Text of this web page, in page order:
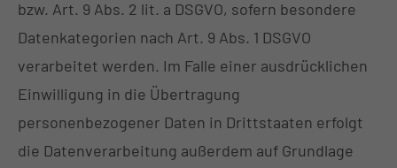
bzw. Art. 9 Abs. 2 lit. a DSGVO, sofern besondere
Datenkategorien nach Art. 9 Abs. 1 DSGVO
verarbeitet werden. Im Falle einer ausdrücklichen
Einwilligung in die Übertragung
personenbezogener Daten in Drittstaaten erfolgt
die Datenverarbeitung außerdem auf Grundlage